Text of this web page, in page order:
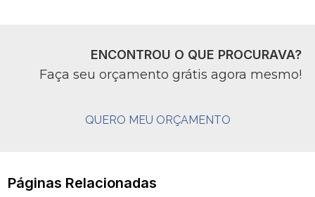
ENCONTROU O QUE PROCURAVA?
Faça seu orçamento grátis agora mesmo!
QUERO MEU ORÇAMENTO
Páginas Relacionadas